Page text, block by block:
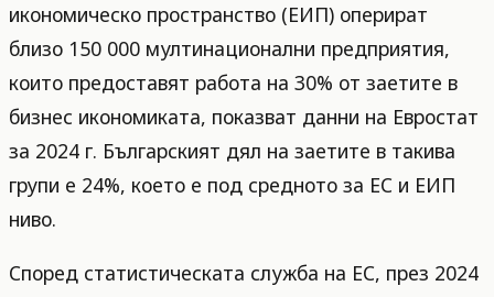
икономическо пространство (ЕИП) оперират
близо 150 000 мултинационални предприятия,
които предоставят работа на 30% от заетите в
бизнес икономиката, показват данни на Евростат
за 2024 г. Българският дял на заетите в такива
групи е 24%, което е под средното за ЕС и ЕИП
ниво.
Според статистическата служба на ЕС, през 2024